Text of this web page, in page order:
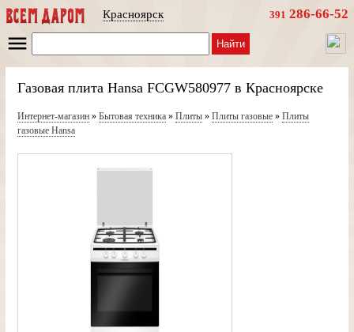
Красноярск 391 286-66-52
Найти
Газовая плита Hansa FCGW580977 в Красноярске
Интернет-магазин» Бытовая техника» Плиты» Плиты газовые» Плиты
газовые Hansa